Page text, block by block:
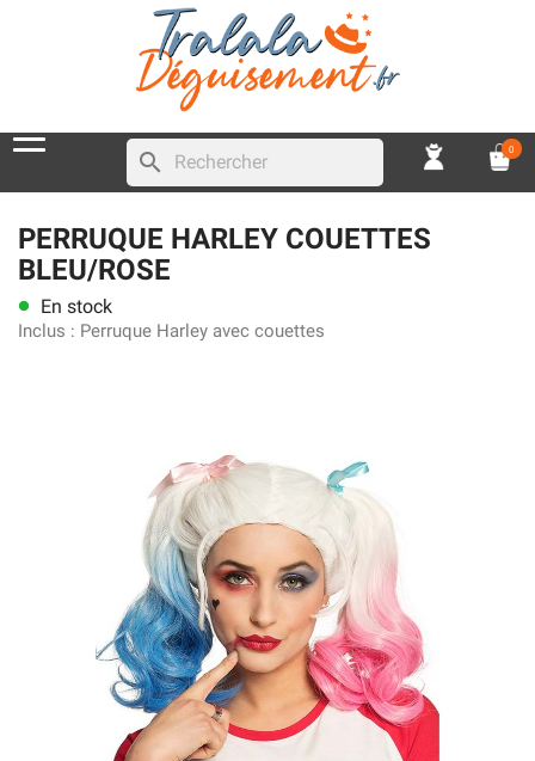
search 0
PERRUQUE HARLEY COUETTES
BLEU/ROSE
lens En stock
Inclus : Perruque Harley avec couettes